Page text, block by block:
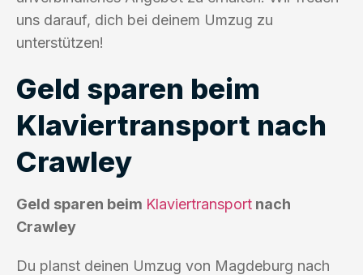
uns darauf, dich bei deinem Umzug zu
unterstützen!
Geld sparen beim
Klaviertransport nach
Crawley
Geld sparen beim Klaviertransport nach
Crawley
Du planst deinen Umzug von Magdeburg nach